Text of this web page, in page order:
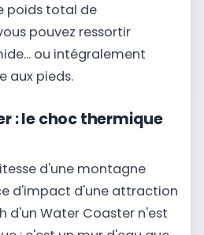
poids total de
pouvez ressortir
ou intégralement
aux pieds.
: le choc thermique
d'une montagne
d'impact d'une attraction
d'un Water Coaster n'est